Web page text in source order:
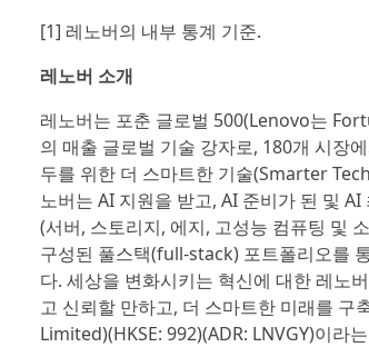
[1] 레노버의 내부 통계 기준.
레노버 소개
레노버는 포춘 글로벌 500(Lenovo는
의 매출 글로벌 기술 강자로, 180개 시장
두를 위한 더 스마트한 기술(Smarter
노버는 AI 지원을 받고, AI 준비가 된 및
(서버, 스토리지, 에지, 고성능 컴퓨팅 및
구성된 풀스택(full-stack) 포트폴리오를
다. 세상을 변화시키는 혁신에 대한 레노
고 신뢰할 만하고, 더 스마트한 미래를
Limited)(HKSE: 992)(ADR: LNVGY)이라